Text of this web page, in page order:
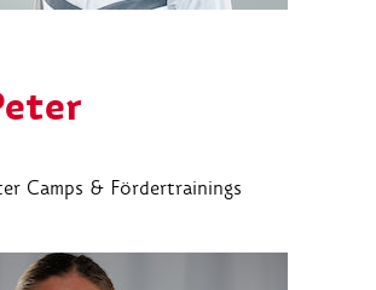
Camps & Fördertrainings